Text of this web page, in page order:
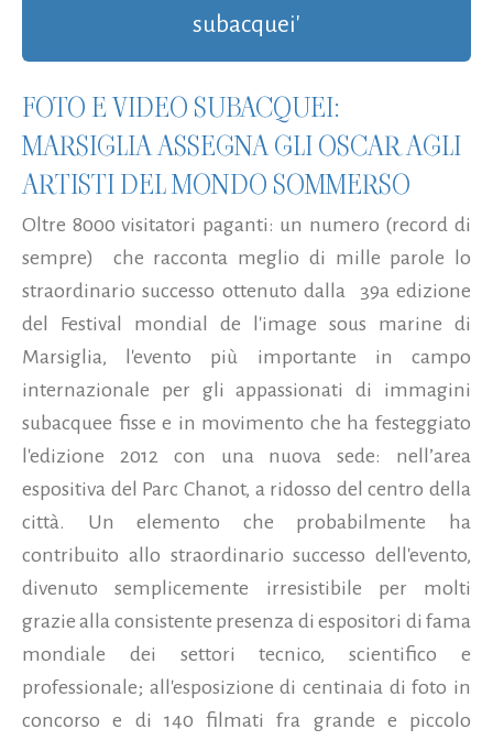
subacquei'
FOTO E VIDEO SUBACQUEI:
MARSIGLIA ASSEGNA GLI OSCAR AGLI
ARTISTI DEL MONDO SOMMERSO
Oltre 8000 visitatori paganti: un numero (record di
sempre) che racconta meglio di mille parole lo
straordinario successo ottenuto dalla 39a edizione
del Festival mondial de l'image sous marine di
Marsiglia, l'evento più importante in campo
internazionale per gli appassionati di immagini
subacquee fisse e in movimento che ha festeggiato
l'edizione 2012 con una nuova sede: nell’area
espositiva del Parc Chanot, a ridosso del centro della
città. Un elemento che probabilmente ha
contribuito allo straordinario successo dell'evento,
divenuto semplicemente irresistibile per molti
grazie alla consistente presenza di espositori di fama
mondiale dei settori tecnico, scientifico e
professionale; all'esposizione di centinaia di foto in
concorso e di 140 filmati fra grande e piccolo